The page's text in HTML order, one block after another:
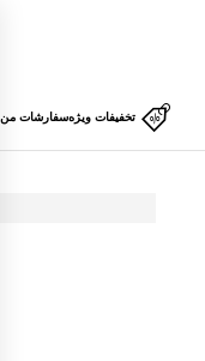
تخفیفات ویژهسفارشات من